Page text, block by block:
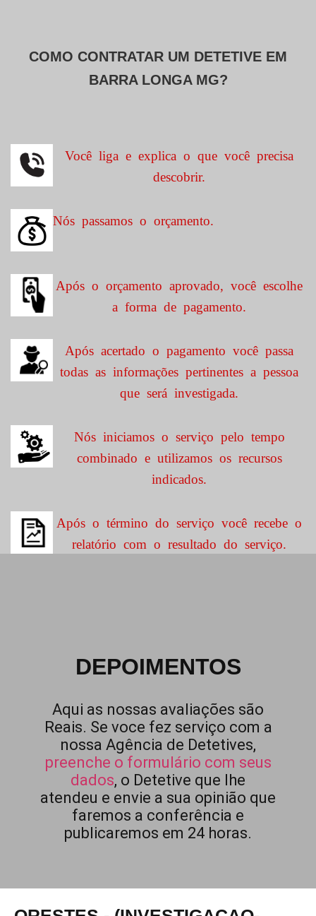
COMO CONTRATAR UM DETETIVE EM
BARRA LONGA MG?
Você liga e explica o que você precisa
descobrir.
Nós passamos o orçamento.
Após o orçamento aprovado, você escolhe
a forma de pagamento.
Após acertado o pagamento você passa
todas as informações pertinentes a pessoa
que será investigada.
Nós iniciamos o serviço pelo tempo
combinado e utilizamos os recursos
indicados.
Após o término do serviço você recebe o
relatório com o resultado do serviço.
DEPOIMENTOS
Aqui as nossas avaliações são
Reais. Se voce fez serviço com a
nossa Agência de Detetives,
preenche o formulário com seus
dados, o Detetive que lhe
atendeu e envie a sua opinião que
faremos a conferência e
publicaremos em 24 horas.